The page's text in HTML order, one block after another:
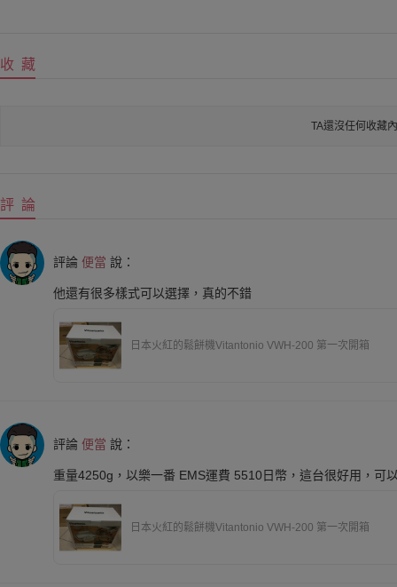
收 藏
TA還沒任何收藏
評 論
評論 便當 說：
他還有很多樣式可以選擇，真的不錯
日本火紅的鬆餅機Vitantonio VWH-200 第一次開箱
評論 便當 說：
重量4250g，以樂一番 EMS運費 5510日幣，這台很好用，可
日本火紅的鬆餅機Vitantonio VWH-200 第一次開箱